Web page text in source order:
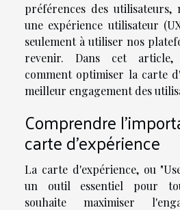
préférences des utilisateurs,
une expérience utilisateur
seulement à utiliser nos
revenir. Dans cet article,
comment optimiser la carte
meilleur engagement des
Comprendre
carte d'expérience
La carte d'expérience, ou
un outil essentiel pour
souhaite maximiser